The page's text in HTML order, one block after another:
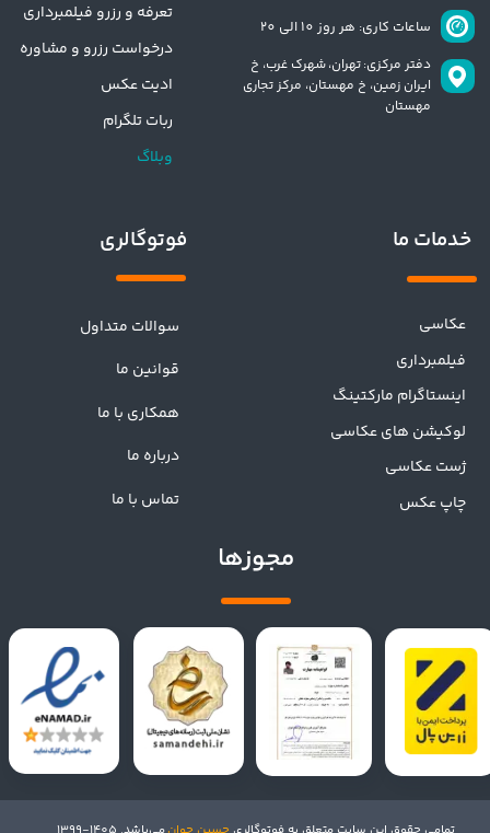
ساعات کاری: هر روز 10 الی 20
دفتر مرکزی: تهران،شهرک غرب، خ
ایران زمین، خ مهستان، مرکز تجاری
مهستان
عکاسی
فیلمبرداری
اینستاگرام مارکتینگ
لوکیشن های عکاسی
ژست عکاسی
چاپ عکس
خدمات ما
تعرفه و رزرو فیلمبرداری
درخواست رزرو و مشاوره
ادیت عکس
ربات تلگرام
وبلاگ
سوالات متداول
قوانین ما
همکاری با ما
درباره ما
تماس با ما
فوتوگالری
مجوزها